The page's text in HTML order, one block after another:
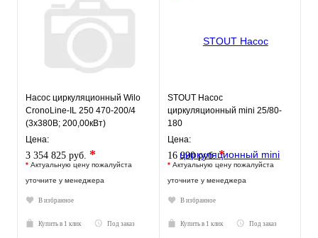
Насос циркуляционный Wilo
CronoLine-IL 250 470-200/4
(3х380В; 200,00кВт)
Цена:
3 354 825 руб. *
* Актуальную цену пожалуйста
уточните у менеджера
В избранное
Купить в 1 клик Под заказ
STOUT Насос
циркуляционный mini 25/80-
180
Цена:
16 990 руб.*
* Актуальную цену пожалуйста
уточните у менеджера
В избранное
Купить в 1 клик Под заказ